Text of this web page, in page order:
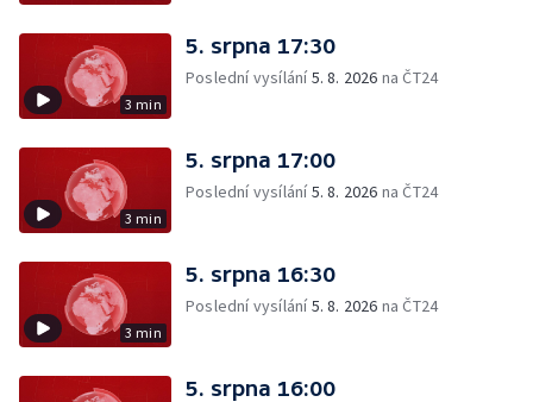
3 min
5. srpna 17:30
Poslední vysílání5. 8. 2026 na ČT24
3 min
5. srpna 17:00
Poslední vysílání5. 8. 2026 na ČT24
3 min
5. srpna 16:30
Poslední vysílání5. 8. 2026 na ČT24
5. srpna 16:00